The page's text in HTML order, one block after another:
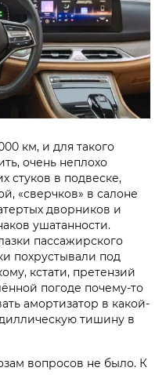
км, и для такого
очень неплохо
стуков в подвеске,
«сверчков» в салоне
дворников и
ушатанности.
пассажирского
похрустывали под
кстати, претензий
погоде почему-то
амортизатор в какой-
тишину в
вопросов не было. К